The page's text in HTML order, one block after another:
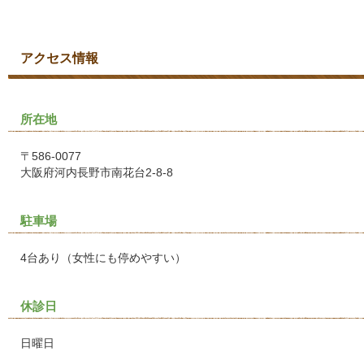
アクセス情報
所在地
〒586-0077
大阪府河内長野市南花台2-8-8
駐車場
4台あり（女性にも停めやすい）
休診日
日曜日